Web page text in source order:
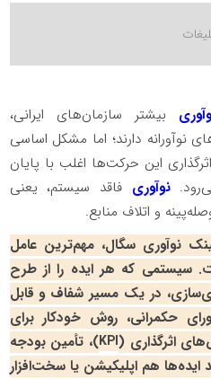
بیشتر سازمان‌های ایرانی،
نوآورانه دارند؛ اما مشکل اساسی
این حرکت‌ها اغلب با پایان
نوآوری فاقد سیستم، یعنی
و اتلاف منابع.
نوآوری سگال، مهم‌ترین عامل
سیستمی که هر ایده را از طرح
در یک مسیر شفاف و قابل
حکمرانی، روش خودکار برای
اثرگذاری (KPI)، تأمین بودجه
ایده‌ها هم اپلیکیشن یا سخت‌افزار